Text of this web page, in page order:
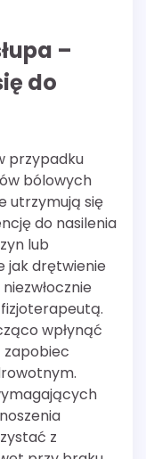
–
do
przypadku
bólowych
utrzymują się
do nasilenia
lub
jak drętwienie
wpłynąć
zapobiec
z